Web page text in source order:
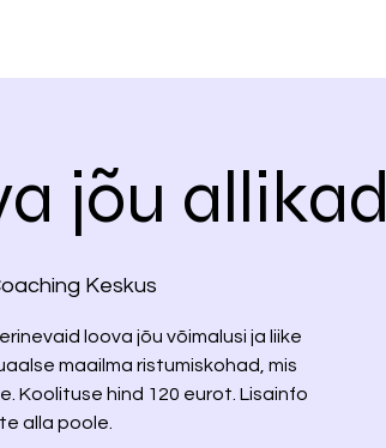
jõu allikad
Keskus
loova jõu võimalusi ja liike
maailma ristumiskohad, mis
Koolituse hind 120 eurot. Lisainfo
alla poole.